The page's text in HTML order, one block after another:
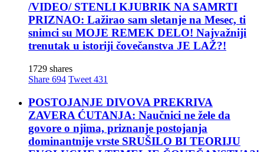
/VIDEO/ STENLI KJUBRIK NA SAMRTI
PRIZNAO: Lažirao sam sletanje na Mesec, ti
snimci su MOJE REMEK DELO! Najvažniji
trenutak u istoriji čovečanstva JE LAŽ?!
1729 shares
Share 694 Tweet 431
POSTOJANJE DIVOVA PREKRIVA
ZAVERA ĆUTANJA: Naučnici ne žele da
govore o njima, priznanje postojanja
dominantnije vrste SRUŠILO BI TEORIJU